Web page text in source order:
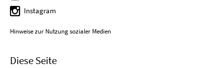
Instagram
Hinweise zur Nutzung sozialer Medien
Diese Seite